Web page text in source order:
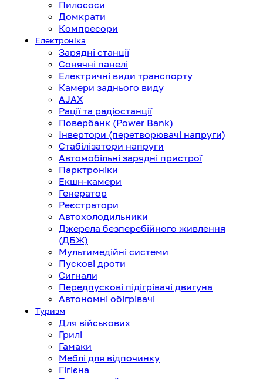
Пилососи
Домкрати
Компресори
Електроніка
Зарядні станції
Сонячні панелі
Електричні види транспорту
Камери заднього виду
AJAX
Рації та радіостанції
Повербанк (Power Bank)
Інвертори (перетворювачі напруги)
Стабілізатори напруги
Автомобільні зарядні пристрої
Парктроніки
Екшн-камери
Генератор
Реєстратори
Автохолодильники
Джерела безперебійного живлення
(ДБЖ)
Мультимедійні системи
Пускові дроти
Сигнали
Передпускові підігрівачі двигуна
Автономні обігрівачі
Туризм
Для військових
Грилі
Гамаки
Меблі для відпочинку
Гігієна